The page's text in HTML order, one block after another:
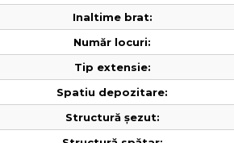
Inaltime brat:
Număr locuri:
Tip extensie:
Spatiu depozitare:
Structură șezut: